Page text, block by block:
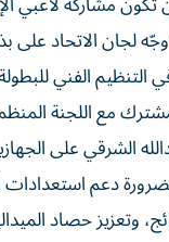
لجان الاتحاد
التنظيم الفني
مع اللجنة
الشرقي على
دعم استعدادات
وتعزيز حصاد